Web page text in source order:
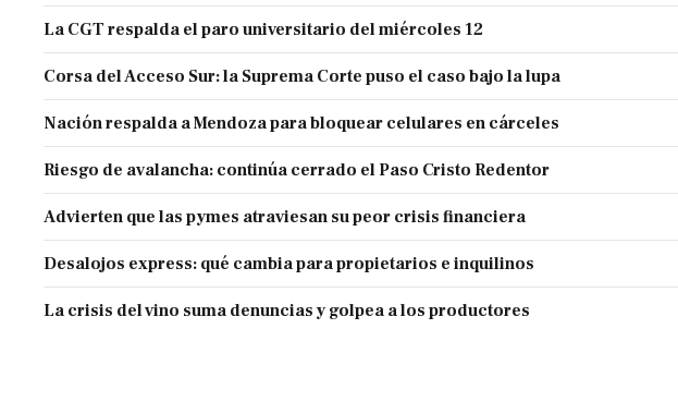
La CGT respalda el paro universitario del miércoles 12
Corsa del Acceso Sur: la Suprema Corte puso el caso bajo la lupa
Nación respalda a Mendoza para bloquear celulares en cárceles
Riesgo de avalancha: continúa cerrado el Paso Cristo Redentor
Advierten que las pymes atraviesan su peor crisis financiera
Desalojos express: qué cambia para propietarios e inquilinos
La crisis del vino suma denuncias y golpea a los productores